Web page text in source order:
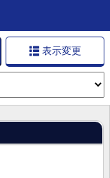
表示変更